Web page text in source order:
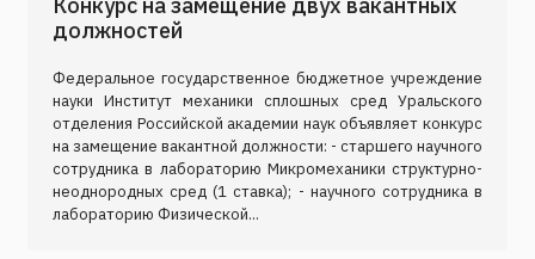
должностей
Федеральное государственное бюджетное учреждение
науки Институт механики сплошных сред Уральского
отделения Российской академии наук объявляет конкурс
на замещение вакантной должности: - старшего научного
сотрудника в лабораторию Микромеханики структурно-
неоднородных сред (1 ставка); - научного сотрудника в
лабораторию Физической...